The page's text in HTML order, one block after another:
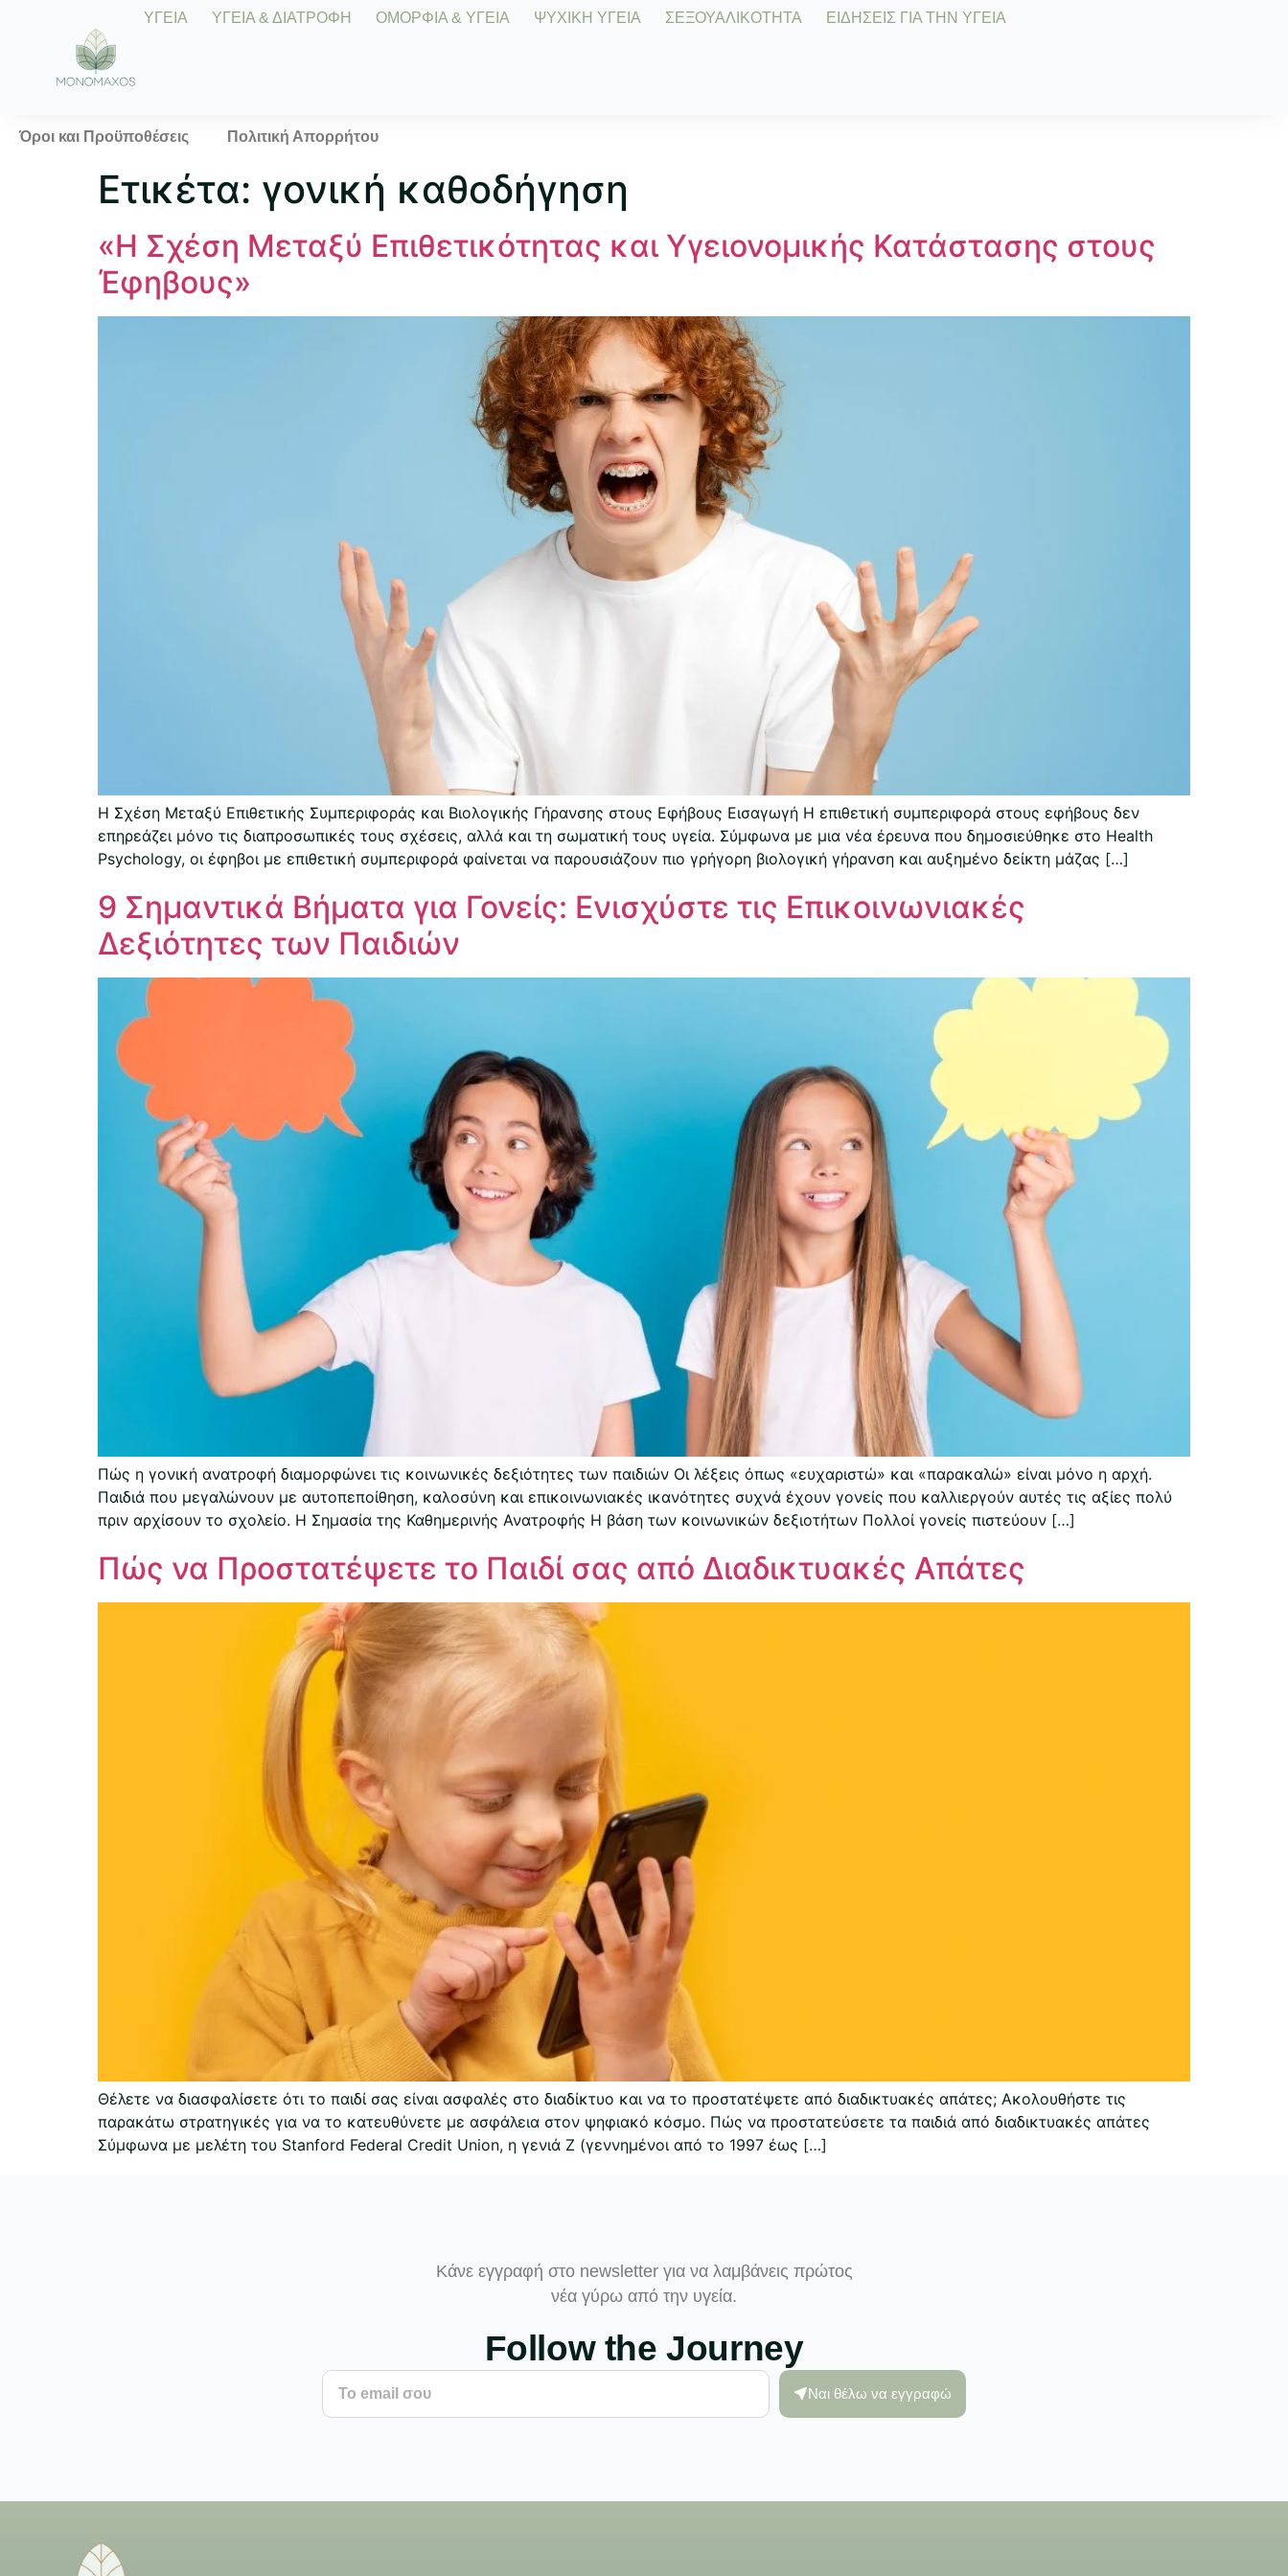
ΥΓΕΙΑ ΥΓΕΙΑ & ΔΙΑΤΡΟΦΗ ΟΜΟΡΦΙΑ & ΥΓΕΙΑ ΨΥΧΙΚΗ ΥΓΕΙΑ ΣΕΞΟΥΑΛΙΚΟΤΗΤΑ ΕΙΔΗΣΕΙΣ ΓΙΑ ΤΗΝ ΥΓΕΙΑ
Όροι και Προϋποθέσεις Πολιτική Απορρήτου
Ετικέτα: γονική καθοδήγηση
«Η Σχέση Μεταξύ Επιθετικότητας και Υγειονομικής Κατάστασης στους
Έφηβους»
Η Σχέση Μεταξύ Επιθετικής Συμπεριφοράς και Βιολογικής Γήρανσης στους Εφήβους Εισαγωγή Η επιθετική συμπεριφορά στους εφήβους δεν
επηρεάζει μόνο τις διαπροσωπικές τους σχέσεις, αλλά και τη σωματική τους υγεία. Σύμφωνα με μια νέα έρευνα που δημοσιεύθηκε στο Health
Psychology, οι έφηβοι με επιθετική συμπεριφορά φαίνεται να παρουσιάζουν πιο γρήγορη βιολογική γήρανση και αυξημένο δείκτη μάζας […]
9 Σημαντικά Βήματα για Γονείς: Ενισχύστε τις Επικοινωνιακές
Δεξιότητες των Παιδιών
Πώς η γονική ανατροφή διαμορφώνει τις κοινωνικές δεξιότητες των παιδιών Οι λέξεις όπως «ευχαριστώ» και «παρακαλώ» είναι μόνο η αρχή.
Παιδιά που μεγαλώνουν με αυτοπεποίθηση, καλοσύνη και επικοινωνιακές ικανότητες συχνά έχουν γονείς που καλλιεργούν αυτές τις αξίες πολύ
πριν αρχίσουν το σχολείο. Η Σημασία της Καθημερινής Ανατροφής Η βάση των κοινωνικών δεξιοτήτων Πολλοί γονείς πιστεύουν […]
Πώς να Προστατέψετε το Παιδί σας από Διαδικτυακές Απάτες
Θέλετε να διασφαλίσετε ότι το παιδί σας είναι ασφαλές στο διαδίκτυο και να το προστατέψετε από διαδικτυακές απάτες; Ακολουθήστε τις
παρακάτω στρατηγικές για να το κατευθύνετε με ασφάλεια στον ψηφιακό κόσμο. Πώς να προστατεύσετε τα παιδιά από διαδικτυακές απάτες
Σύμφωνα με μελέτη του Stanford Federal Credit Union, η γενιά Ζ (γεννημένοι από το 1997 έως […]
Κάνε εγγραφή στο newsletter για να λαμβάνεις πρώτος
νέα γύρω από την υγεία.
Follow the Journey
Ναι θέλω να εγγραφώ